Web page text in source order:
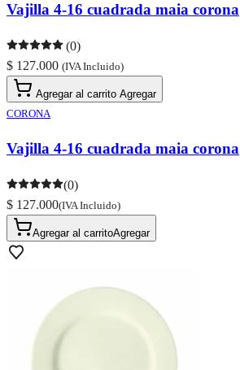
Vajilla 4-16 cuadrada maia corona
(0)
$ 127.000 (IVA Incluido)
Agregar al carrito Agregar
CORONA
Vajilla 4-16 cuadrada maia corona
(0)
$ 127.000(IVA Incluido)
Agregar al carritoAgregar